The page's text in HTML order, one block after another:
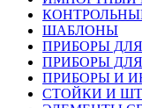
ШАБЛОНЫ
ПРИБОРЫ
ПРИБОРЫ
ПРИБОРЫ И
СТОЙКИ И